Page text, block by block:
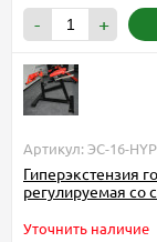
- +
Артикул: ЭС-16-
Гиперэкстензия
регулируемая со
Уточнить наличие